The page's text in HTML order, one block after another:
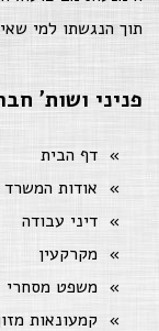
תוך הנגשתו למי
פניני ושות'
דף הבית
אודות המשרד
דיני עבודה
מקרקעין
משפט מסחרי
קמעונאות